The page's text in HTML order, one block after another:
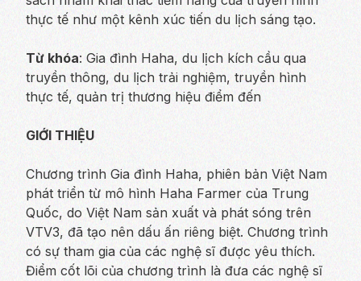
thực tế như một kênh xúc tiến du lịch sáng tạo.
Từ khóa: Gia đình Haha, du lịch kích cầu qua
truyền thông, du lịch trải nghiệm, truyền hình
thực tế, quản trị thương hiệu điểm đến
GIỚI THIỆU
Chương trình Gia đình Haha, phiên bản Việt Nam
phát triển từ mô hình Haha Farmer của Trung
Quốc, do Việt Nam sản xuất và phát sóng trên
VTV3, đã tạo nên dấu ấn riêng biệt. Chương trình
có sự tham gia của các nghệ sĩ được yêu thích.
Điểm cốt lõi của chương trình là đưa các nghệ sĩ